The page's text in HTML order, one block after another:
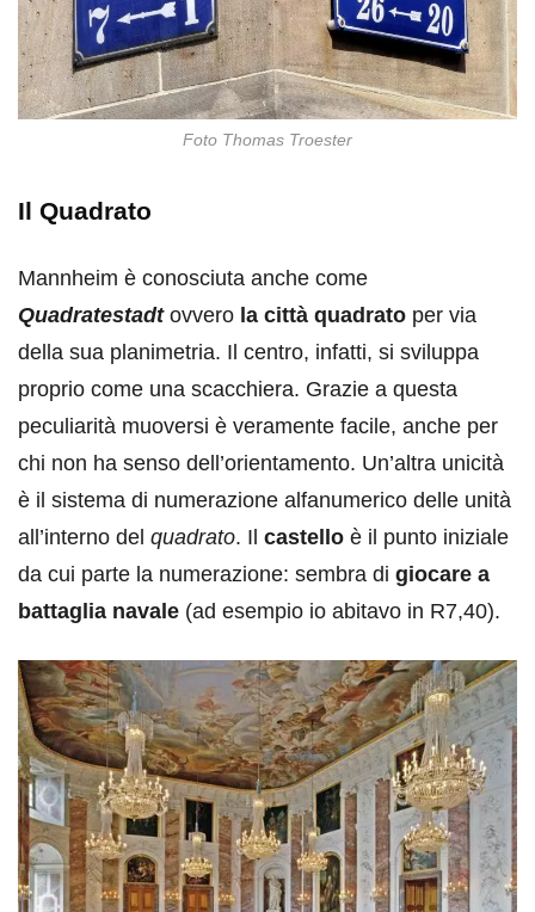
Foto Thomas Troester
Il Quadrato
Mannheim è conosciuta anche come
Quadratestadtovvero la città quadrato per via
della sua planimetria. Il centro, infatti, si sviluppa
proprio come una scacchiera. Grazie a questa
peculiarità muoversi è veramente facile, anche per
chi non ha senso dell’orientamento. Un’altra unicità
è il sistema di numerazione alfanumerico delle unità
all’interno del quadrato. Il castello è il punto iniziale
da cui parte la numerazione: sembra di giocare a
battaglia navale (ad esempio io abitavo in R7,40).